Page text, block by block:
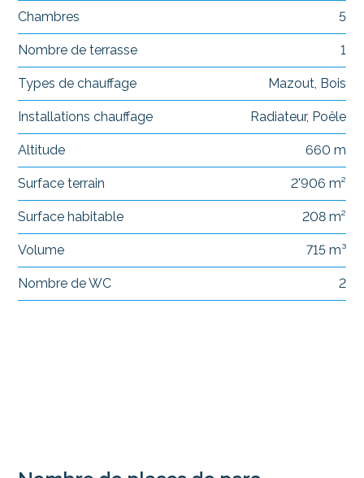
Chambres 5
Nombre de terrasse 1
Types de chauffage Mazout, Bois
Installations chauffage Radiateur, Poêle
Altitude 660 m
Surface terrain 2'906 m²
Surface habitable 208 m²
Volume 715 m³
Nombre de WC 2